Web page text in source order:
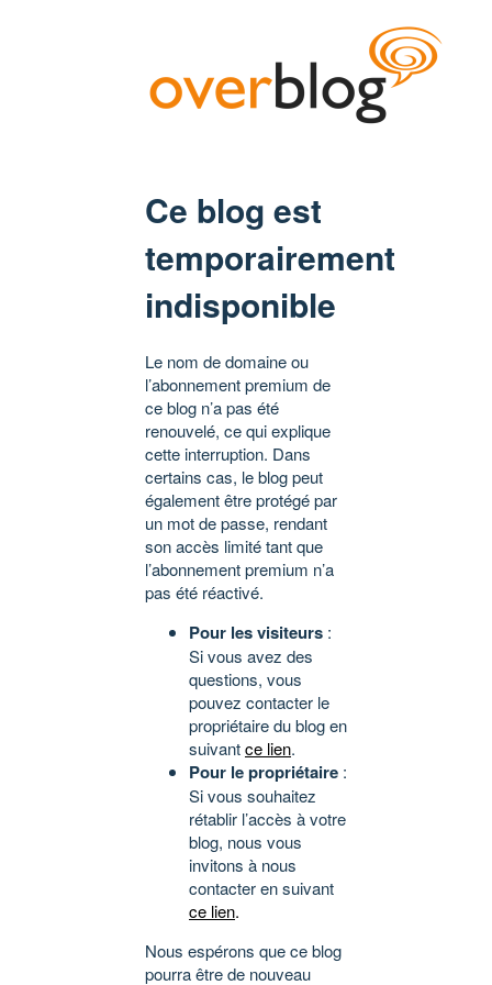
Ce blog est
temporairement
indisponible
Le nom de domaine ou
l’abonnement premium de
ce blog n’a pas été
renouvelé, ce qui explique
cette interruption. Dans
certains cas, le blog peut
également être protégé par
un mot de passe, rendant
son accès limité tant que
l’abonnement premium n’a
pas été réactivé.
Pour les visiteurs :
Si vous avez des
questions, vous
pouvez contacter le
propriétaire du blog en
suivantce lien.
Pour le propriétaire :
Si vous souhaitez
rétablir l’accès à votre
blog, nous vous
invitons à nous
contacter en suivant
ce lien.
Nous espérons que ce blog
pourra être de nouveau